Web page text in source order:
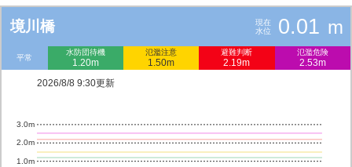
境川橋
現在
水位
0.01 m
平常
水防団待機
1.20m
氾濫注意
1.50m
避難判断
2.19m
氾濫危険
2.53m
2026/8/8 9:30更新
1.0m
2.0m
3.0m